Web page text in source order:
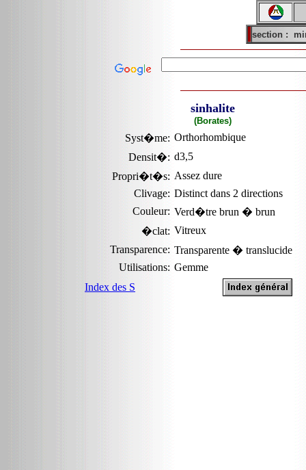
section :
sinhalite
(Borates)
Syst�me: Orthorhombique
Densit�: d3,5
Propri�t�s: Assez dure
Clivage: Distinct dans 2 directions
Couleur: Verd�tre brun � brun
�clat: Vitreux
Transparence: Transparente � translucide
Utilisations: Gemme
Index des S